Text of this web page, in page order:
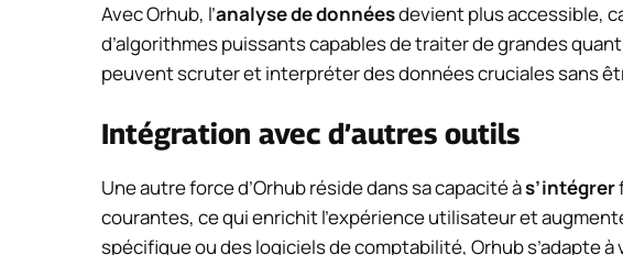
Avec Orhub, l’analyse de donnéesdevient plus accessible,
d’algorithmes puissants capables de traiter de grandes
peuvent scruter et interpréter des données cruciales sans
Intégration avec d’autres outils
Une autre force d’Orhub réside dans sa capacité às’intégrer
courantes, ce qui enrichit l’expérience utilisateur et
spécifique ou des logiciels de comptabilité, Orhub s’adapte